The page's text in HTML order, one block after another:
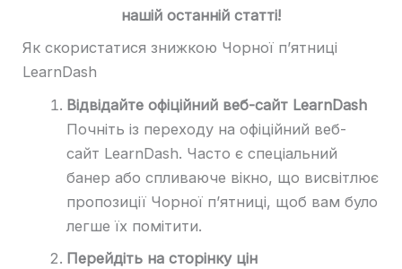
нашій останній статті!
Як скористатися знижкою Чорної п’ятниці
LearnDash
Відвідайте офіційний веб-сайт LearnDash
Почніть із переходу на офіційний веб-
сайт LearnDash. Часто є спеціальний
банер або спливаюче вікно, що висвітлює
пропозиції Чорної п’ятниці, щоб вам було
легше їх помітити.
Перейдіть на сторінку цін